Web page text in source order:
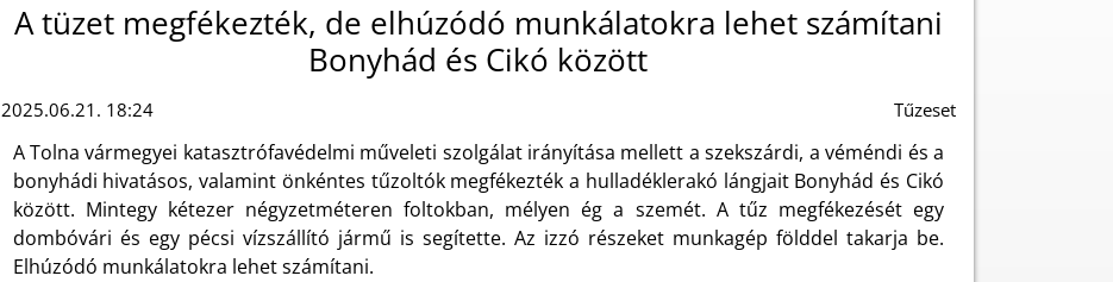
A tüzet megfékezték, de elhúzódó munkálatokra lehet számítani
Bonyhád és Cikó között
2025.06.21. 18:24 Tűzeset
A Tolna vármegyei katasztrófavédelmi műveleti szolgálat irányítása mellett a szekszárdi, a véméndi és a
bonyhádi hivatásos, valamint önkéntes tűzoltók megfékezték a hulladéklerakó lángjait Bonyhád és Cikó
között. Mintegy kétezer négyzetméteren foltokban, mélyen ég a szemét. A tűz megfékezését egy
dombóvári és egy pécsi vízszállító jármű is segítette. Az izzó részeket munkagép földdel takarja be.
Elhúzódó munkálatokra lehet számítani.